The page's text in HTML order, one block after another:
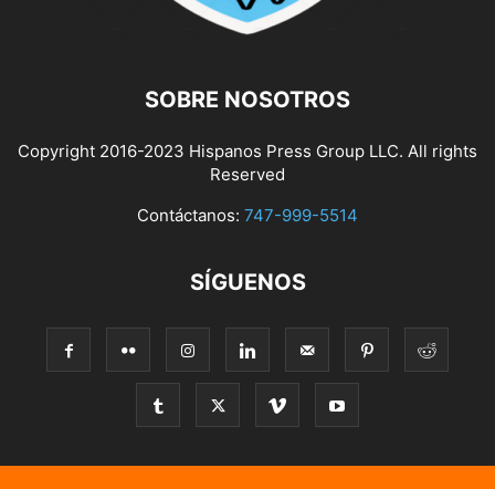
SOBRE NOSOTROS
Copyright 2016-2023 Hispanos Press Group LLC. All rights
Reserved
Contáctanos: 747-999-5514
SÍGUENOS